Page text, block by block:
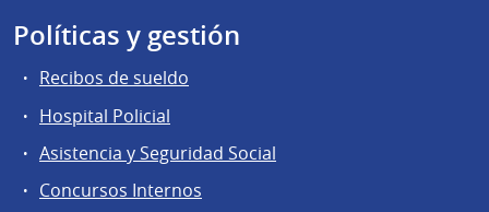
Políticas y gestión
Recibos de sueldo
Hospital Policial
Asistencia y Seguridad Social
Concursos Internos